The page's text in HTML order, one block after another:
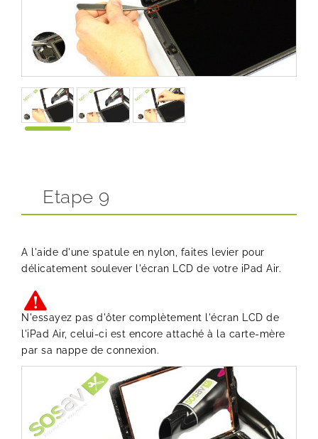
Etape 9
A l'aide d'une spatule en nylon, faites levier pour
délicatement soulever l'écran LCD de votre iPad Air.
N'essayez pas d'ôter complètement l'écran LCD de
l'iPad Air, celui-ci est encore attaché à la carte-mère
par sa nappe de connexion.